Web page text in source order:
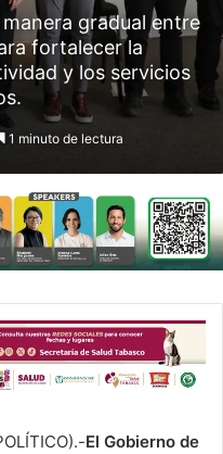
gradual entre
fortalecer la
y los servicios
1 minuto de lectura
El Gobierno de